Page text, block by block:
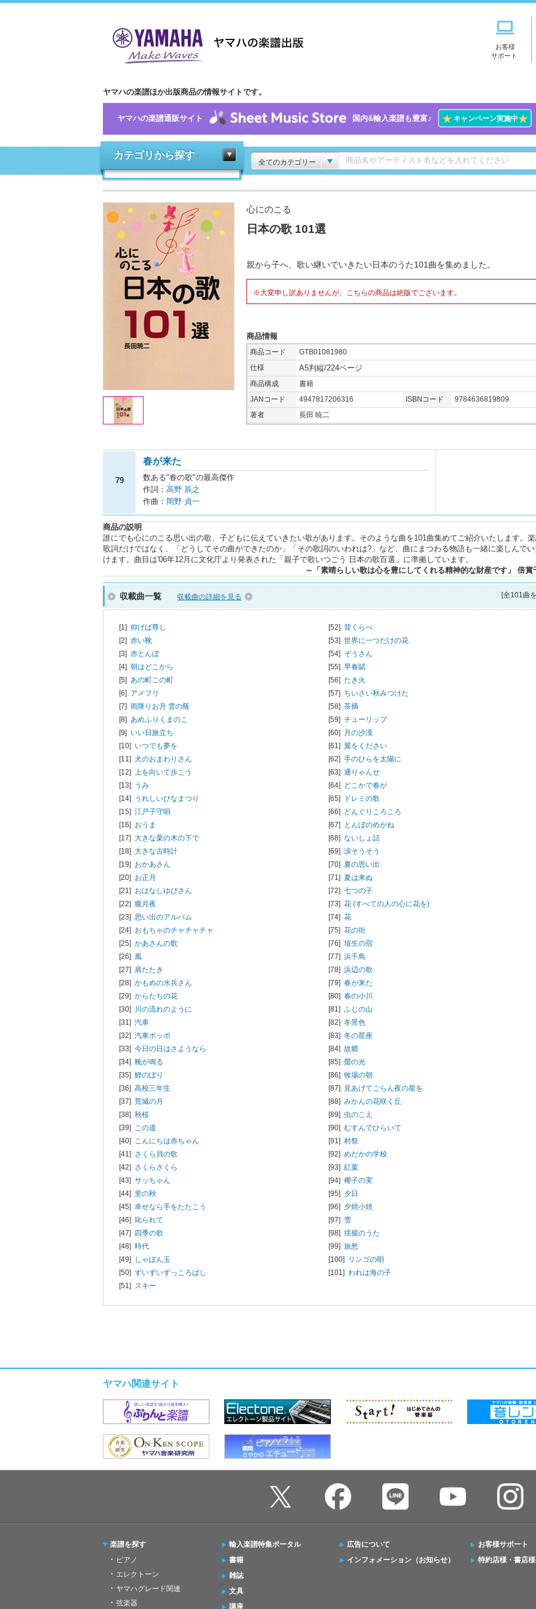
お客様
サポート
ヤマハの楽譜ほか出版商品の情報サイトです。
ヤマハの楽譜通販サイト 国内&輸入楽譜も豊富♪ ★キャンペーン実施中★
カテゴリから探す
全てのカテゴリー
心にのこる
日本の歌 101選
親から子へ、歌い継いでいきたい日本のうた101曲を集めました。
※大変申し訳ありませんが、こちらの商品は絶版でございます。
商品情報
商品コード
GTB01081980
仕様
A5判縦/224ページ
商品構成
書籍
JANコード
4947817206316 ISBNコード
9784636819809
著者
長田 暁二
79
春が来た
数ある"春の歌"の最高傑作
作詞： 高野 辰之
作曲： 岡野 貞一
商品の説明
誰にでも心にのこる思い出の歌、子どもに伝えていきたい歌があります。そのような曲を101曲集めてご紹介いたします。楽
歌詞だけではなく、「どうしてその曲ができたのか」「その歌詞のいわれは?」など、曲にまつわる物語も一緒に楽しんで
けます。曲目は'06年12月に文化庁より発表された「親子で歌いつごう 日本の歌百選」に準拠しています。
～「素晴らしい歌は心を豊にしてくれる精神的な財産です」 倍賞
収載曲一覧 収載曲の詳細を見る [全101曲
[1] 仰げば尊し
[2] 赤い靴
[3] 赤とんぼ
[4] 朝はどこから
[5] あの町この町
[6] アメフリ
[7] 雨降りお月 雲の蔭
[8] あめふりくまのこ
[9] いい日旅立ち
[10] いつでも夢を
[11] 犬のおまわりさん
[12] 上を向いて歩こう
[13] うみ
[14] うれしいひなまつり
[15] 江戸子守唄
[16] おうま
[17] 大きな栗の木の下で
[18] 大きな古時計
[19] おかあさん
[20] お正月
[21] おはなしゆびさん
[22] 朧月夜
[23] 思い出のアルバム
[24] おもちゃのチャチャチャ
[25] かあさんの歌
[26] 風
[27] 肩たたき
[28] かもめの水兵さん
[29] からたちの花
[30] 川の流れのように
[31] 汽車
[32] 汽車ポッポ
[33] 今日の日はさようなら
[34] 靴が鳴る
[35] 鯉のぼり
[36] 高校三年生
[37] 荒城の月
[38] 秋桜
[39] この道
[40] こんにちは赤ちゃん
[41] さくら貝の歌
[42] さくらさくら
[43] サッちゃん
[44] 里の秋
[45] 幸せなら手をたたこう
[46] 叱られて
[47] 四季の歌
[48] 時代
[49] しゃぼん玉
[50] ずいずいずっころばし
[51] スキー
[52] 背くらべ
[53] 世界に一つだけの花
[54] ぞうさん
[55] 早春賦
[56] たき火
[57] ちいさい秋みつけた
[58] 茶摘
[59] チューリップ
[60] 月の沙漠
[61] 翼をください
[62] 手のひらを太陽に
[63] 通りゃんせ
[64] どこかで春が
[65]
ドレミの歌
[66] どんぐりころころ
[67] とんぼのめがね
[68] ないしょ話
[69] 涙そうそう
[70] 夏の思い出
[71] 夏は来ぬ
[72] 七つの子
[73] 花 (すべての人の心に花を)
[74] 花
[75] 花の街
[76] 埴生の宿
[77] 浜千鳥
[78] 浜辺の歌
[79] 春が来た
[80] 春の小川
[81] ふじの山
[82] 冬景色
[83] 冬の星座
[84] 故郷
[85] 螢の光
[86] 牧場の朝
[87] 見あげてごらん夜の星を
[88] みかんの花咲く丘
[89] 虫のこえ
[90] むすんでひらいて
[91] 村祭
[92] めだかの学校
[93] 紅葉
[94] 椰子の実
[95] 夕日
[96] 夕焼小焼
[97] 雪
[98] 揺籠のうた
[99] 旅愁
[100] リンゴの唄
[101] われは海の子
ヤマハ関連サイト
楽譜を探す
ピアノ
エレクトーン
ヤマハグレード関連
弦楽器
輸入楽譜特集ポータル
書籍
雑誌
文具
講座
広告について
インフォメーション（お知らせ）
お客様サポート
特約店様・書店